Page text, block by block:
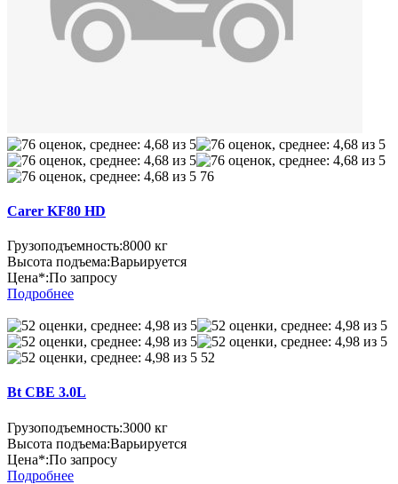
76
Carer KF80 HD
Грузоподъемность:8000 кг
Высота подъема:Варьируется
Цена*:По запросу
Подробнее
52
Bt CBE 3.0L
Грузоподъемность:3000 кг
Высота подъема:Варьируется
Цена*:По запросу
Подробнее